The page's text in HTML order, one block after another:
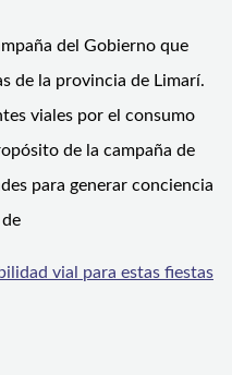
del Gobierno que
de la provincia de Limarí.
viales por el consumo
de la campaña de
para generar conciencia
vial para estas fiestas